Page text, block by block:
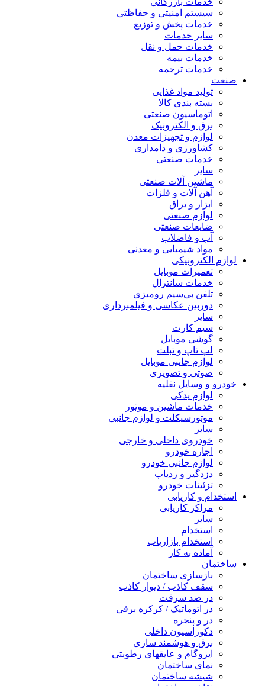
سیستم امنیتی و حفاظتی
خدمات پخش و توزیع
سایر خدمات
خدمات حمل و نقل
خدمات بیمه
خدمات ترجمه
صنعت
تولید مواد غذایی
بسته بندی کالا
اتوماسیون صنعتی
برق و الکترونیک
لوازم و تجهیزات معدن
کشاورزی و دامداری
خدمات صنعتی
سایر
ماشین آلات صنعتی
آهن آلات و فلزات
ابزار و یراق
لوازم صنعتی
ضایعات صنعتی
آب و فاضلاب
مواد شیمیایی و معدنی
لوازم الکترونیکی
تعمیرات موبایل
خدمات سانترال
تلفن بی‌سیم رومیزی
دوربین عکاسی و فیلمبرداری
سایر
سیم کارت
گوشی موبایل
لپ تاپ و تبلت
لوازم جانبی موبایل
صوتی و تصویری
خودرو و وسایل نقلیه
لوازم یدکی
خدمات ماشین و موتور
موتورسیکلت و لوازم جانبی
سایر
خودروی داخلی و خارجی
اجاره خودرو
لوازم جانبی خودرو
دزدگیر و ردیاب
تزئینات خودرو
استخدام و کاریابی
مراکز کاریابی
سایر
استخدام
استخدام بازاریاب
آماده به کار
ساختمان
بازسازی ساختمان
سقف کاذب / دیوار کاذب
در ضد سرقت
در اتوماتیک / کرکره برقی
در و پنجره
دکوراسیون داخلی
برق و هوشمند سازی
ایزوگام و عایقهای رطوبتی
نمای ساختمان
شیشه ساختمان